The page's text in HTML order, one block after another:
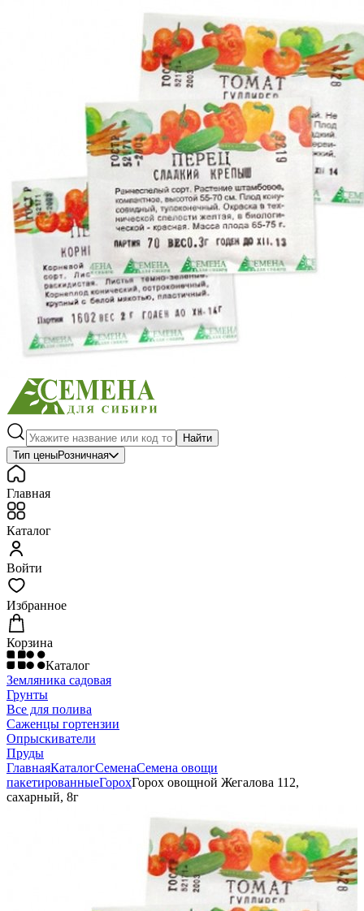
Заказать обратный звонок
Газонные травы, сидераты
Горшки, рассадники, аксессуары
Посадочный материал
Садовый инструмент, инвентарь
Консервирование
Средства защиты, удобрения, добавки, химия
Обустройство сада, декор
Найти
Тип ценыРозничная
Главная
Каталог
Войти
Избранное
Корзина
Каталог
Земляника садовая
Грунты
Все для полива
Саженцы гортензии
Опрыскиватели
Пруды
ГлавнаяКаталогСеменаСемена овощи
пакетированныеГорохГорох овощной Жегалова 112,
сахарный, 8г